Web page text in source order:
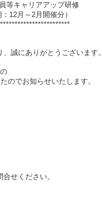
等キャリアアップ研修
12月～2月開催分）
誠にありがとうございます。
のでお知らせいたします。
せください。